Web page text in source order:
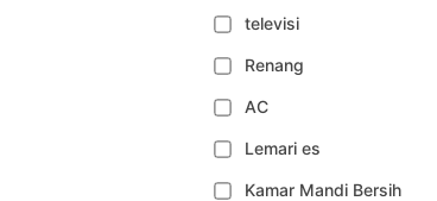
televisi
Renang
AC
Lemari es
Kamar Mandi Bersih